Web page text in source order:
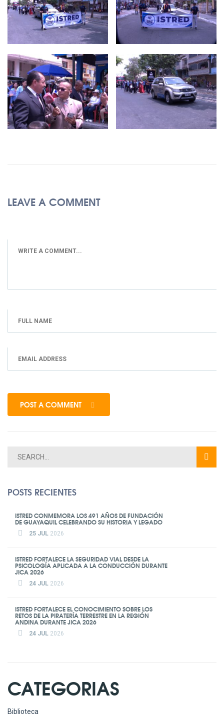
LEAVE A COMMENT
POST A COMMENT
POSTS RECIENTES
ISTRED CONMEMORA LOS 491 AÑOS DE FUNDACIÓN
DE GUAYAQUIL CELEBRANDO SU HISTORIA Y LEGADO
25 JUL 2026
ISTRED FORTALECE LA SEGURIDAD VIAL DESDE LA
PSICOLOGÍA APLICADA A LA CONDUCCIÓN DURANTE
JICA 2026
24 JUL 2026
ISTRED FORTALECE EL CONOCIMIENTO SOBRE LOS
RETOS DE LA PIRATERÍA TERRESTRE EN LA REGIÓN
ANDINA DURANTE JICA 2026
24 JUL 2026
CATEGORIAS
Biblioteca